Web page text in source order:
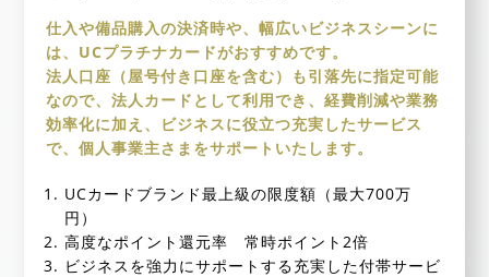
仕入や備品購入の決済時や、幅広いビジネスシーンに
は、UCプラチナカードがおすすめです。
法人口座（屋号付き口座を含む）も引落先に指定可能
なので、法人カードとして利用でき、経費削減や業務
効率化に加え、ビジネスに役立つ充実したサービス
で、個人事業主さまをサポートいたします。
UCカードブランド最上級の限度額（最大700万
円）
高度なポイント還元率 常時ポイント2倍
ビジネスを強力にサポートする充実した付帯サービ